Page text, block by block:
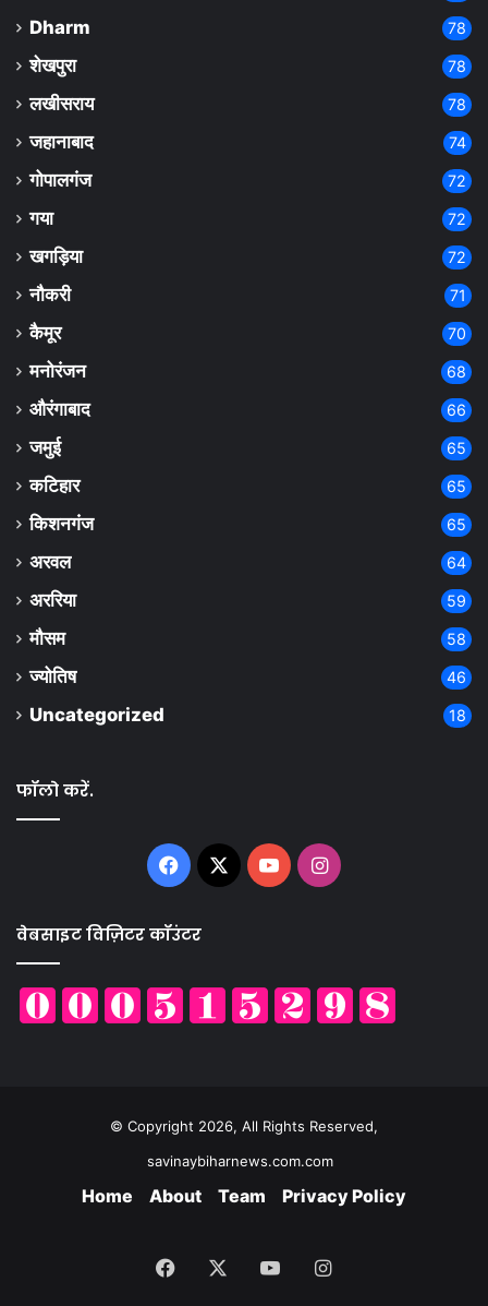
Dharm 78
शेखपुरा 78
लखीसराय 78
जहानाबाद 74
गोपालगंज 72
गया 72
खगड़िया 72
नौकरी 71
कैमूर 70
मनोरंजन 68
औरंगाबाद 66
जमुई 65
कटिहार 65
किशनगंज 65
अरवल 64
अररिया 59
मौसम 58
ज्योतिष 46
Uncategorized 18
फॉलो करें.
Facebook
X YouTubeInstagram
वेबसाइट विज़िटर कॉउंटर
© Copyright 2026, All Rights Reserved,
savinaybiharnews.com.com
Home About Team Privacy Policy
Facebook YouTubeInstagram